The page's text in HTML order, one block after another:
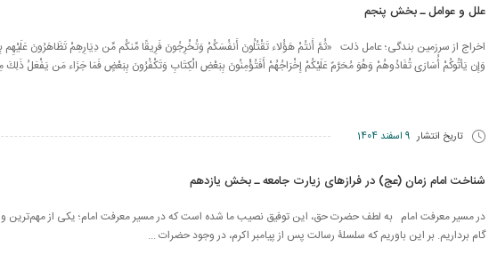
علل و عوامل ـ بخش پنجم
اخراج از سرزمین بندگی؛ عامل ذلت «ثُمَّ أَنتُمْ هَؤُلاء تَقْتُلُونَ أَنفُسَكُمْ وَتُخْرِجُونَ فَرِيقًا مِّنكُم مِّن دِيَارِهِمْ تَظَاهَرُونَ عَلَيْهِم
وَإِن يَأتُوكُمْ أُسَارَى تُفَادُوهُمْ وَهُوَ مُحَرَّمٌ عَلَيْكُمْ إِخْرَاجُهُمْ أَفَتُؤْمِنُونَ بِبَعْضِ الْكِتَابِ وَتَكْفُرُونَ بِبَعْضٍ فَمَا جَزَاء مَن يَفْعَلُ ذَلِكَ
تاریخ انتشار 9 اسفند 1404
شناخت امام زمان (عج) در فرازهای زیارت جامعه ـ بخش یازدهم
در مسیر معرفت امام به لطف حضرت حق، این توفیق نصیب ما شده است که در مسیر معرفت امام؛ یکی از مهم‌ترین
گام برداریم. بر این باوریم که سلسلۀ رسالت پس از پیامبر اکرم، در وجود حضرات ...